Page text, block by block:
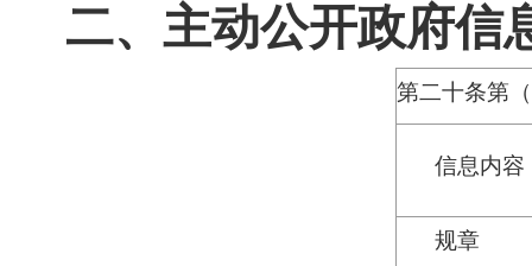
二、主动公开政府信
第二十条第
信息内容
规章